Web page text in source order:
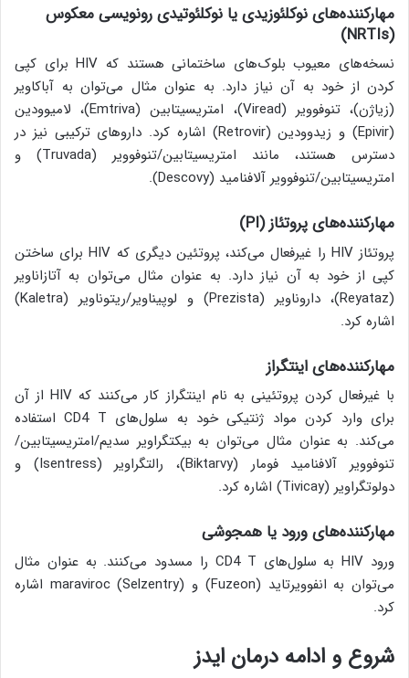
مهارکننده‌های نوکلئوزیدی یا نوکلئوتیدی رونویسی معکوس
(
NRTIs
)
نسخه‌های معیوب بلوک‌های ساختمانی هستند که HIV برای کپی
کردن از خود به آن نیاز دارد. به عنوان مثال می‌توان به آباکاویر
(زیاژن)، تنوفوویر (Viread)، امتریسیتابین (Emtriva)، لامیوودین
(Epivir) و زیدوودین (Retrovir) اشاره کرد. داروهای ترکیبی نیز در
دسترس هستند، مانند امتریسیتابین/تنوفوویر (Truvada) و
امتریسیتابین/تنوفوویر آلافنامید (Descovy).
مهارکننده‌های پروتئاز (PI
)
پروتئاز HIV را غیرفعال می‌کند، پروتئین دیگری که HIV برای ساختن
کپی از خود به آن نیاز دارد. به عنوان مثال می‌توان به آتازاناویر
(Reyataz)، داروناویر (Prezista) و لوپیناویر/ریتوناویر (Kaletra)
اشاره کرد.
مهارکننده‌های اینتگراز
با غیرفعال کردن پروتئینی به نام اینتگراز کار می‌کنند که HIV از آن
برای وارد کردن مواد ژنتیکی خود به سلول‌های CD4 T استفاده
می‌کند. به عنوان مثال می‌توان به بیکتگراویر سدیم/امتریسیتابین/
تنوفوویر آلافنامید فومار (Biktarvy)، رالتگراویر (Isentress) و
دولوتگراویر (Tivicay) اشاره کرد.
مهارکننده‌های ورود یا همجوشی
ورود HIV به سلول‌های CD4 T را مسدود می‌کنند. به عنوان مثال
می‌توان به انفوویرتاید (Fuzeon) و maraviroc (Selzentry) اشاره
کرد.
شروع و ادامه درمان ایدز